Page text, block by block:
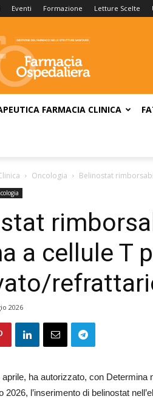
Eventi Formazione Letture Scelte
FARMACIA CLINICA
Oncologia Belinostat
a cellule T
2026
ha autorizzato, con Determina
2026, l’inserimento di belinostat